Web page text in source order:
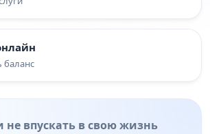
баланс
не впускать в свою жизнь